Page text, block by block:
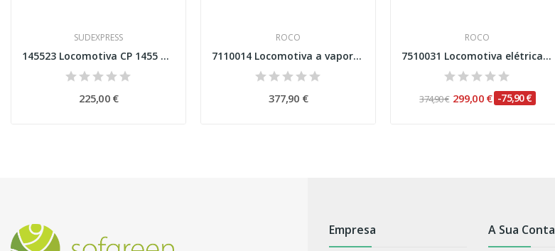
SUDEXPRESS
145523 Locomotiva CP 1455 DC Analógica Esc H0
225,00 €
ROCO
7110014 Locomotiva a vapor classe 89.70-75, DB...
377,90 €
ROCO
7510031 Locomotiva elétrica Re 484 018-7,...
374,90 € 299,00 € -75,90 €
Empresa A Sua Conta